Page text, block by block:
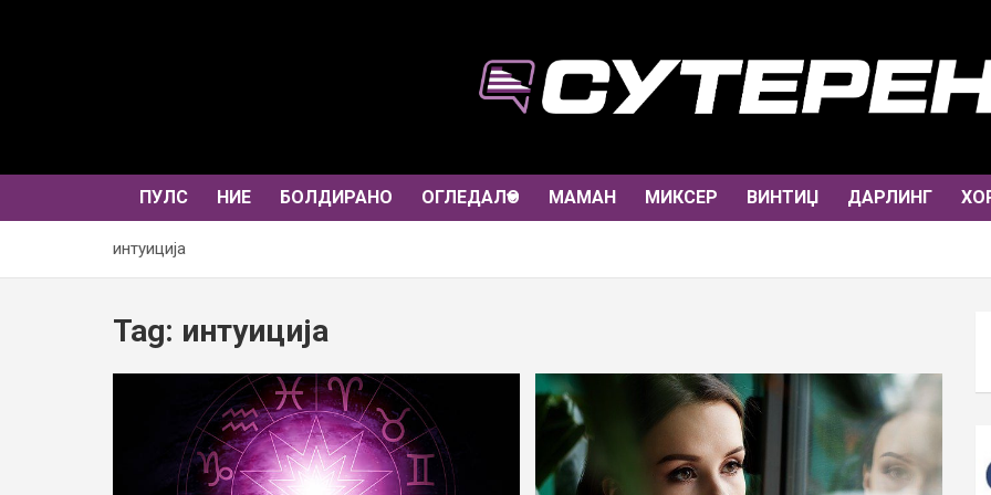
ПУЛС НИЕ БОЛДИРАНО ОГЛЕДАЛО МАМАН МИКСЕР ВИНТИЏ ДАРЛИНГ
интуиција
Tag: интуиција